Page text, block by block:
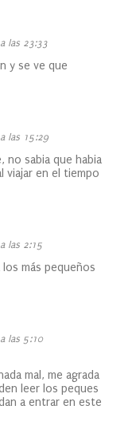
las 23:33
y se ve que
las 15:29
no sabia que habia
viajar en el tiempo
las 2:15
más pequeños
las 5:10
mal, me agrada
leer los peques
a entrar en este